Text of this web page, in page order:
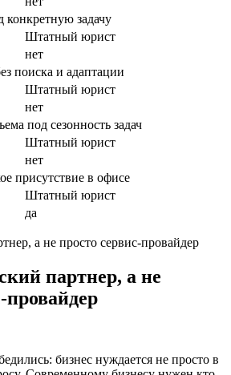
конкретную задачу
Штатный юрист
нет
поиска и адаптации
Штатный юрист
нет
под сезонность задач
Штатный юрист
нет
присутствие в офисе
Штатный юрист
да
а не просто сервис-провайдер
партнер, а не
провайдер
бизнес нуждается не просто в